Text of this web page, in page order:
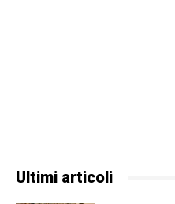
Ultimi articoli